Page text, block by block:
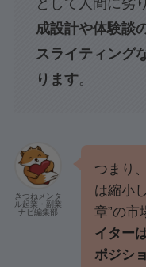
として人間に劣
成設計や体験談
スライティング
ります。
きつねメンタ
ル起業・副業
ナビ編集部
つまり
は縮小
章”の市
イター
ポジシ